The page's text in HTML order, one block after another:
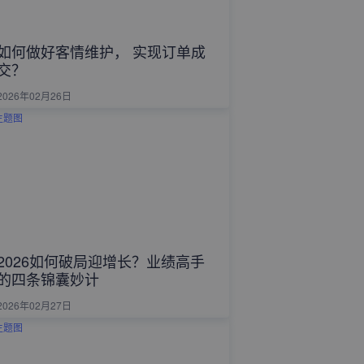
何做好客情维护， 实现订单成
？
年02月26日
如何破局迎增长？业绩高手
四条锦囊妙计
年02月27日